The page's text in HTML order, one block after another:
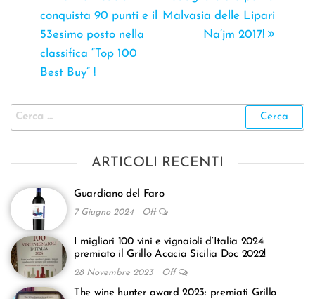
conquista 90 punti e il
53esimo posto nella
classifica “Top 100
Best Buy” !
Malvasia delle Lipari
Na’jm 2017!
ARTICOLI RECENTI
Guardiano del Faro
7 Giugno 2024 Off
I migliori 100 vini e vignaioli d’Italia 2024:
premiato il Grillo Acacia Sicilia Doc 2022!
28 Novembre 2023 Off
The wine hunter award 2023: premiati Grillo